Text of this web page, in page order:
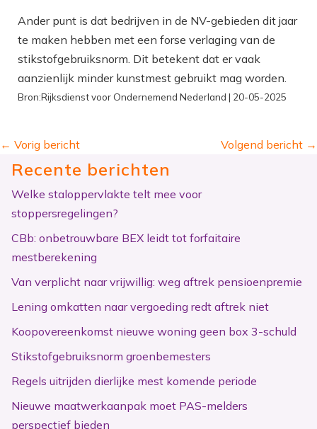
Ander punt is dat bedrijven in de NV-gebieden dit jaar
te maken hebben met een forse verlaging van de
stikstofgebruiksnorm. Dit betekent dat er vaak
aanzienlijk minder kunstmest gebruikt mag worden.
Bron:Rijksdienst voor Ondernemend Nederland | 20-05-2025
← Vorig bericht Volgend bericht →
Recente berichten
Welke staloppervlakte telt mee voor
stoppersregelingen?
CBb: onbetrouwbare BEX leidt tot forfaitaire
mestberekening
Van verplicht naar vrijwillig: weg aftrek pensioenpremie
Lening omkatten naar vergoeding redt aftrek niet
Koopovereenkomst nieuwe woning geen box 3-schuld
Stikstofgebruiksnorm groenbemesters
Regels uitrijden dierlijke mest komende periode
Nieuwe maatwerkaanpak moet PAS-melders
perspectief bieden